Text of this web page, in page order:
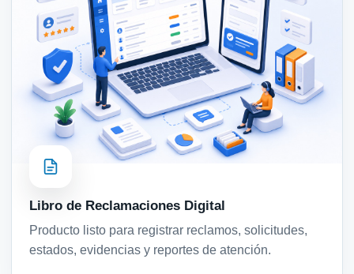
Libro de Reclamaciones Digital
Producto listo para registrar reclamos, solicitudes,
estados, evidencias y reportes de atención.